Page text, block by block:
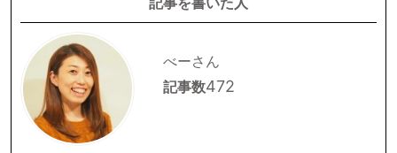
べーさん
記事数472